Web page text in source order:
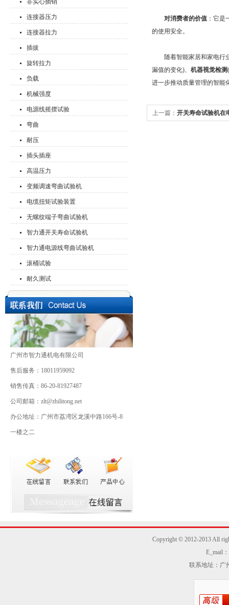
非实心插销
连接器压力
连接器拉力
插拔
旋转拉力
负载
机械强度
电源线摇摆试验
弯曲
耐压
插头插座
高温压力
变频调速弯曲试验机
电缆扭矩试验装置
无螺纹端子弯曲试验机
智力通开关寿命试验机
智力通电源线弯曲试验机
滚桶试验
耐久测试
广州市智力通机电有限公司
售后服务：18011959092
销售传真：86-20-81927487
公司邮箱：zlt@zhilitong.net
办公地址：广州市荔湾区龙溪中路166号-8
一楼之二
对消费者的价值 ：它
的使用安全。
随着智能家居和家电行业
漏值的变化)、 机器视觉检测
进一步推动质量管理的智能
上一篇： 开关寿命试验机在
Copyright © 2012-2013 All
E_mail
联系地址：广